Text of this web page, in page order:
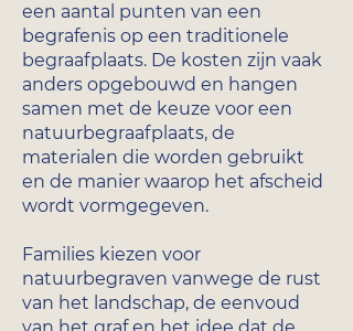
een aantal punten van een
begrafenis op een traditionele
begraafplaats. De kosten zijn vaak
anders opgebouwd en hangen
samen met de keuze voor een
natuurbegraafplaats, de
materialen die worden gebruikt
en de manier waarop het afscheid
wordt vormgegeven.
Families kiezen voor
natuurbegraven vanwege de rust
van het landschap, de eenvoud